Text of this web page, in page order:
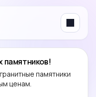
Menu
памятников!
памятники
ценам.